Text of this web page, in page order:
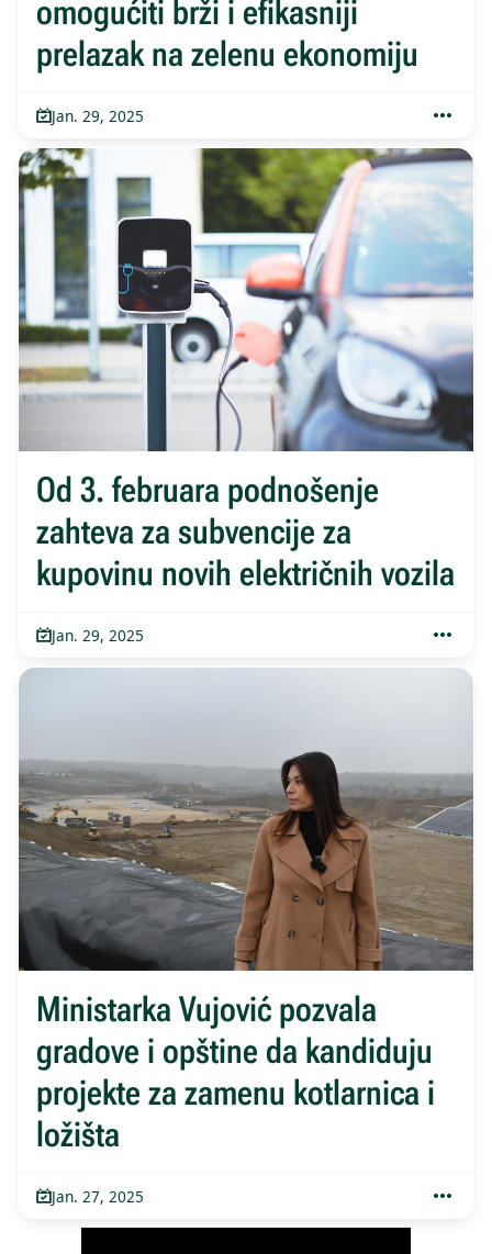
omogućiti brži i efikasniji
prelazak na zelenu ekonomiju
Jan. 29, 2025
Od 3. februara podnošenje
zahteva za subvencije za
kupovinu novih električnih vozila
Jan. 29, 2025
Ministarka Vujović pozvala
gradove i opštine da kandiduju
projekte za zamenu kotlarnica i
ložišta
Jan. 27, 2025